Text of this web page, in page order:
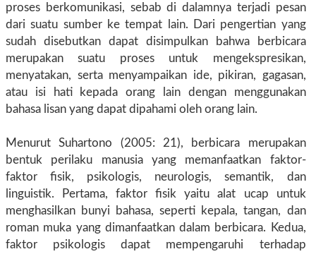
proses berkomunikasi, sebab di dalamnya terjadi pesan
dari suatu sumber ke tempat lain. Dari pengertian yang
sudah disebutkan dapat disimpulkan bahwa berbicara
merupakan suatu proses untuk mengekspresikan,
menyatakan, serta menyampaikan ide, pikiran, gagasan,
atau isi hati kepada orang lain dengan menggunakan
bahasa lisan yang dapat dipahami oleh orang lain.
Menurut Suhartono (2005: 21), berbicara merupakan
bentuk perilaku manusia yang memanfaatkan faktor-
faktor fisik, psikologis, neurologis, semantik, dan
linguistik. Pertama, faktor fisik yaitu alat ucap untuk
menghasilkan bunyi bahasa, seperti kepala, tangan, dan
roman muka yang dimanfaatkan dalam berbicara. Kedua,
faktor psikologis dapat mempengaruhi terhadap